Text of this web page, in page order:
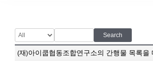
Search